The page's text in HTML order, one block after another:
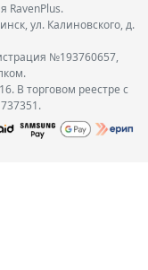
RavenPlus.
ул. Калиновского, д.
№193760657,
В торговом реестре с